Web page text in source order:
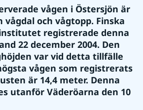
vågen i Östersjön är
vågdal och vågtopp. Finska
registrerade denna
22 december 2004. Den
var vid detta tillfälle
vågen som registrerats
är 14,4 meter. Denna
utanför Väderöarna den 10